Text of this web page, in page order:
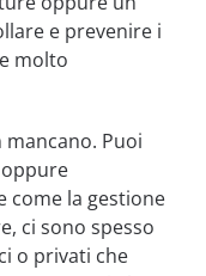
e prevenire i
molto
Puoi
come la gestione
ci sono spesso
o privati che